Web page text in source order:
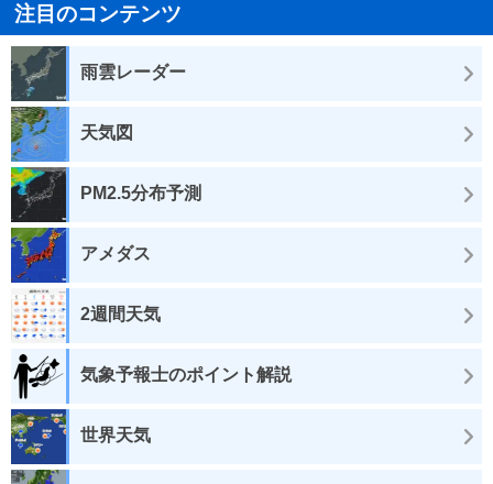
注目のコンテンツ
雨雲レーダー
天気図
PM2.5分布予測
アメダス
2週間天気
気象予報士のポイント解説
世界天気